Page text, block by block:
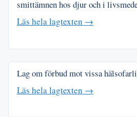
smittämnen hos djur och i
Läs hela lagtexten →
Lag om förbud mot vissa
Läs hela lagtexten →